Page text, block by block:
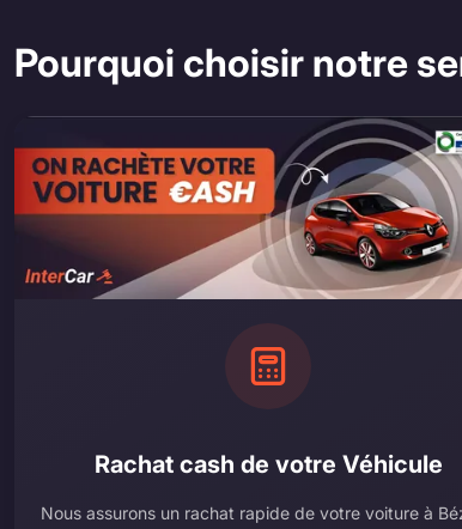
Pourquoi choisir notre
Rachat cash de votre Véhicule
Nous assurons un rachat rapide de votre voiture à